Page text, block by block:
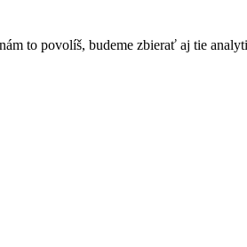
to povolíš, budeme zbierať aj tie